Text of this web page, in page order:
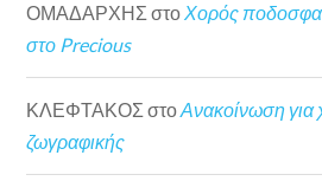
ΟΜΑΔΑΡΧΗΣ στοΧορός
στο Precious
ΚΛΕΦΤΑΚΟΣ στοΑνακοίνωση για
ζωγραφικής